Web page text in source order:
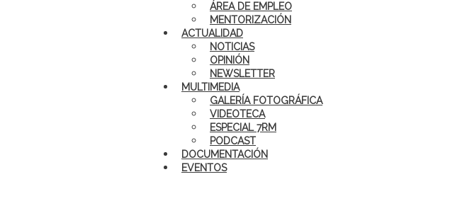
ÁREA DE EMPLEO
MENTORIZACIÓN
ACTUALIDAD
NOTICIAS
OPINIÓN
NEWSLETTER
MULTIMEDIA
GALERÍA FOTOGRÁFICA
VIDEOTECA
ESPECIAL 7RM
PODCAST
DOCUMENTACIÓN
EVENTOS